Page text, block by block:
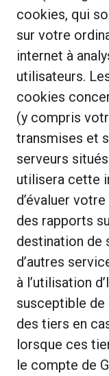
cookies, qui
sur votre
internet à
utilisateurs.
cookies
(y compris
transmises et
serveurs
utilisera cette
d’évaluer
des rapports
destination de
d’autres
à l’utilisation
susceptible de
des tiers en
lorsque ces
le compte de